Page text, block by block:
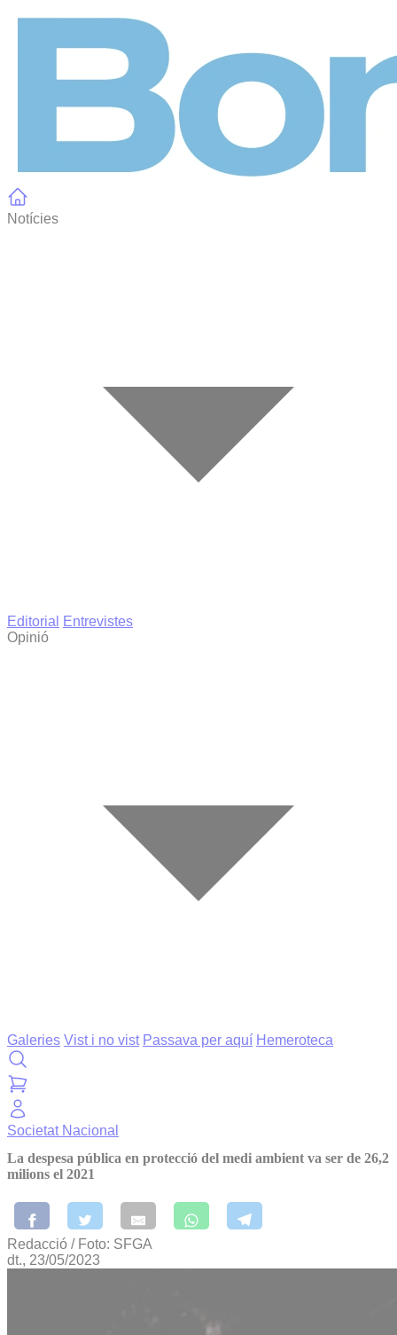
Notícies
Editorial
Entrevistes
Opinió
Galeries Vist i no vist Passava per aquí Hemeroteca
Societat Nacional
La despesa pública en protecció del medi ambient va ser de 26,2
milions el 2021
Redacció / Foto: SFGA
dt., 23/05/2023